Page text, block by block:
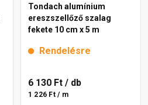
Tondach alumínium
ereszszellőző szalag
fekete 10 cm x 5 m
Rendelésre
6 130 Ft / db
1 226 Ft / m